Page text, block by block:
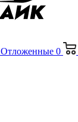
Отложенные 0